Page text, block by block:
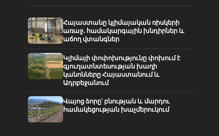
Հայաստանը կլիմայական ռիսկերի
առաջ․ համակարգային խնդիրներ և
աճող վտանգներ
Կլիմայի փոփոխությունը փոխում է
գյուղատնտեսության խաղի
կանոնները Հայաստանում և
Ադրբեջանում
Վայոց ձորը՝ բնության և մարդու
համակեցության խաչմերուկում